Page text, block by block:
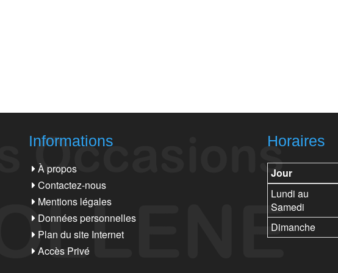
Informations
À propos
Contactez-nous
Mentions légales
Données personnelles
Plan du site Internet
Accès Privé
Horaires
Jour
Lundi au
Samedi
Dimanche